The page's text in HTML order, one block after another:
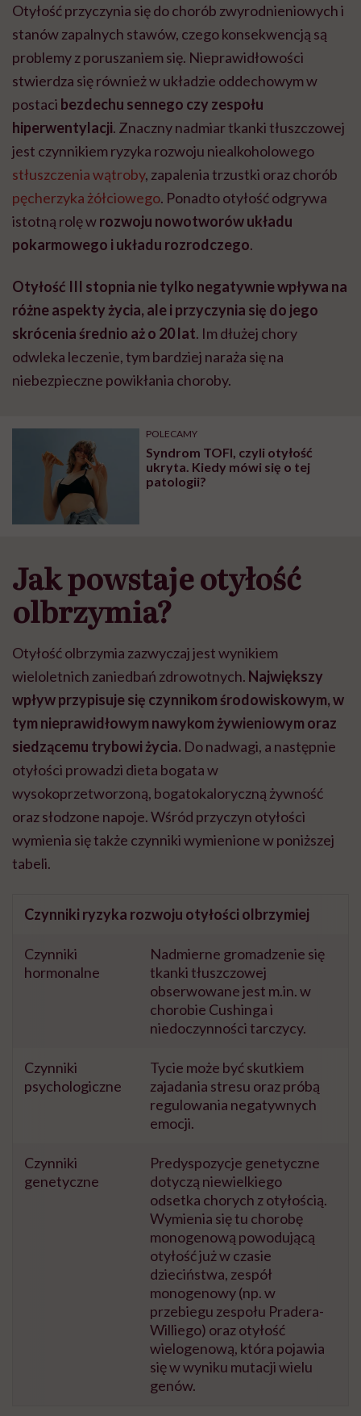
Otyłość przyczynia się do chorób zwyrodnieniowych i
stanów zapalnych stawów, czego konsekwencją są
problemy z poruszaniem się. Nieprawidłowości
stwierdza się również w układzie oddechowym w
postaci bezdechu sennego czy zespołu
hiperwentylacji. Znaczny nadmiar tkanki tłuszczowej
jest czynnikiem ryzyka rozwoju niealkoholowego
stłuszczenia wątroby, zapalenia trzustki oraz chorób
pęcherzyka żółciowego. Ponadto otyłość odgrywa
istotną rolę wrozwoju nowotworów układu
pokarmowego i układu rozrodczego.
Otyłość III stopnia nie tylko negatywnie wpływa na
różne aspekty życia, ale i przyczynia się do jego
skrócenia średnio aż o 20 lat. Im dłużej chory
odwleka leczenie, tym bardziej naraża się na
niebezpieczne powikłania choroby.
POLECAMY
Syndrom TOFI, czyli otyłość
ukryta. Kiedy mówi się o tej
patologii?
Jak powstaje otyłość
olbrzymia?
Otyłość olbrzymia zazwyczaj jest wynikiem
wieloletnich zaniedbań zdrowotnych. Największy
wpływ przypisuje się czynnikom środowiskowym, w
tym nieprawidłowym nawykom żywieniowym oraz
siedzącemu trybowi życia. Do nadwagi, a następnie
otyłości prowadzi dieta bogata w
wysokoprzetworzoną, bogatokaloryczną żywność
oraz słodzone napoje. Wśród przyczyn otyłości
wymienia się także czynniki wymienione w poniższej
tabeli.
Czynniki ryzyka rozwoju otyłości olbrzymiej
Czynniki
hormonalne
Nadmierne gromadzenie się
tkanki tłuszczowej
obserwowane jest m.in. w
chorobie Cushinga i
niedoczynności tarczycy.
Czynniki
psychologiczne
Tycie może być skutkiem
zajadania stresu oraz próbą
regulowania negatywnych
emocji.
Czynniki
genetyczne
Predyspozycje genetyczne
dotyczą niewielkiego
odsetka chorych z otyłością.
Wymienia się tu chorobę
monogenową powodującą
otyłość już w czasie
dzieciństwa, zespół
monogenowy (np. w
przebiegu zespołu Pradera-
Williego) oraz otyłość
wielogenową, która pojawia
się w wyniku mutacji wielu
genów.